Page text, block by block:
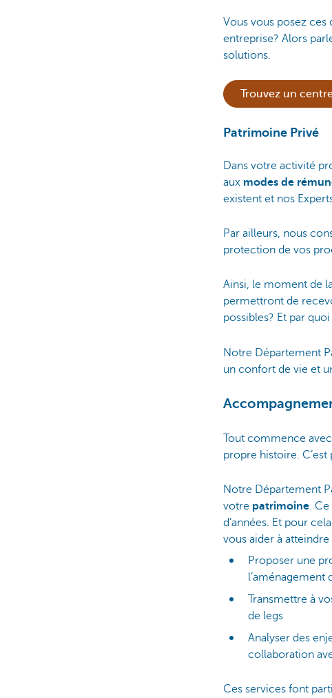
Vous vous posez
entreprise? Alors
solutions.
Trouvez un
Patrimoine Privé
Dans votre activité
aux modes de
existent et nos
Par ailleurs, nous
protection de vos
Ainsi, le moment de
permettront de
possibles? Et par
Notre Département
un confort de vie et
Tout commence
propre histoire.
Notre Département
votre patrimoine. Ce
d’années. Et pour
vous aider à
Proposer une
Transmettre à
de legs
Analyser des
collaboration
Ces services font